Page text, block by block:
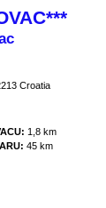
Croatia
1,8 km
45 km